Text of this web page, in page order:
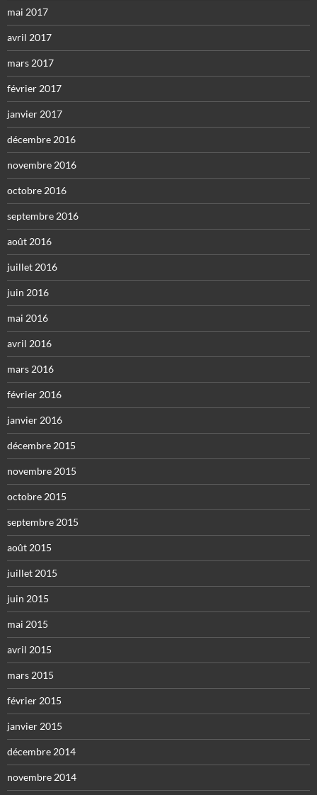
mai 2017
avril 2017
mars 2017
février 2017
janvier 2017
décembre 2016
novembre 2016
octobre 2016
septembre 2016
août 2016
juillet 2016
juin 2016
mai 2016
avril 2016
mars 2016
février 2016
janvier 2016
décembre 2015
novembre 2015
octobre 2015
septembre 2015
août 2015
juillet 2015
juin 2015
mai 2015
avril 2015
mars 2015
février 2015
janvier 2015
décembre 2014
novembre 2014